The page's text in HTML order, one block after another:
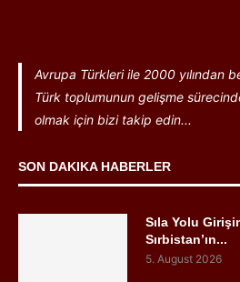
Avrupa Türkleri ile 2000 yılından
Türk toplumunun gelişme
olmak için bizi takip edin...
SON DAKIKA HABERLER
Sıla Yolu
Sırbistan’ın...
5. August 2026